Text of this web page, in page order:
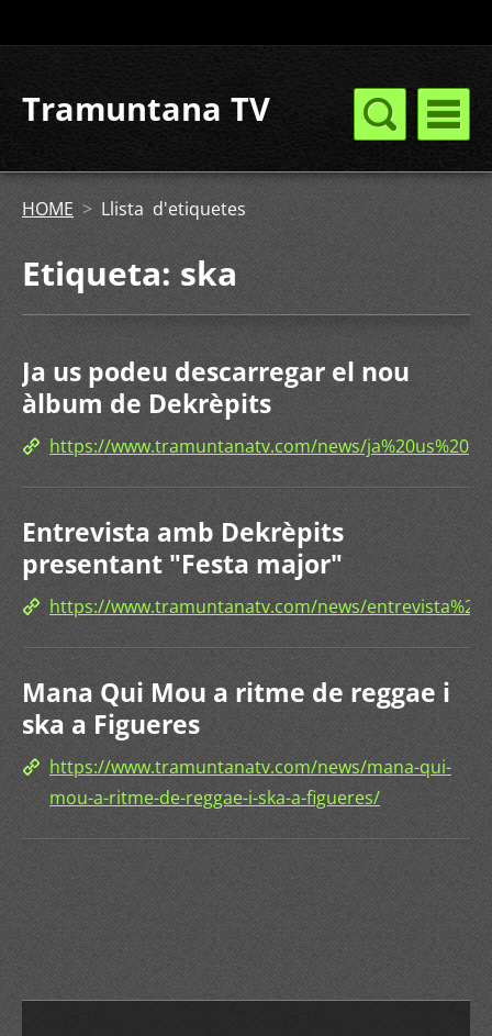
Tramuntana TV
HOME > Llista d'etiquetes
Etiqueta: ska
Ja us podeu descarregar el nou
àlbum de Dekrèpits
https://www.tramuntanatv.com/news/
Entrevista amb Dekrèpits
presentant "Festa major"
https://www.tramuntanatv.com/news/
Mana Qui Mou a ritme de reggae i
ska a Figueres
https://www.tramuntanatv.com/news/mana-qui-
mou-a-ritme-de-reggae-i-ska-a-figueres/